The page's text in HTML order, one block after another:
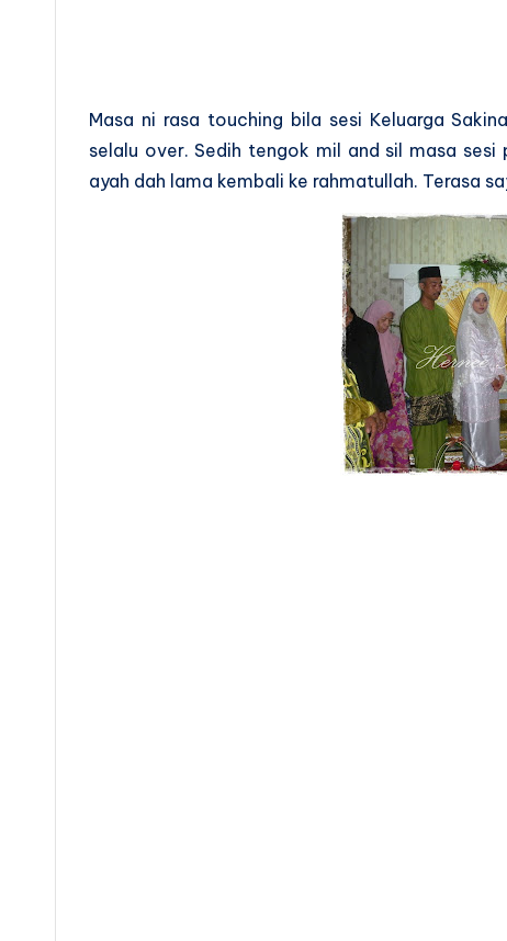
Masa ni rasa touching bila sesi Keluarga
selalu over. Sedih tengok mil and sil masa sesi
ayah dah lama kembali ke rahmatullah. Terasa